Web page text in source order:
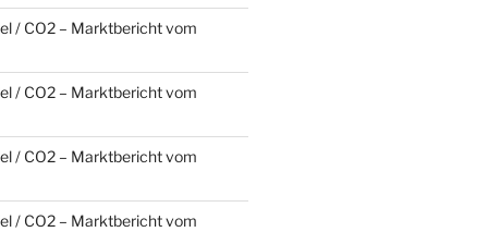
/ CO2 – Marktbericht vom
/ CO2 – Marktbericht vom
/ CO2 – Marktbericht vom
/ CO2 – Marktbericht vom